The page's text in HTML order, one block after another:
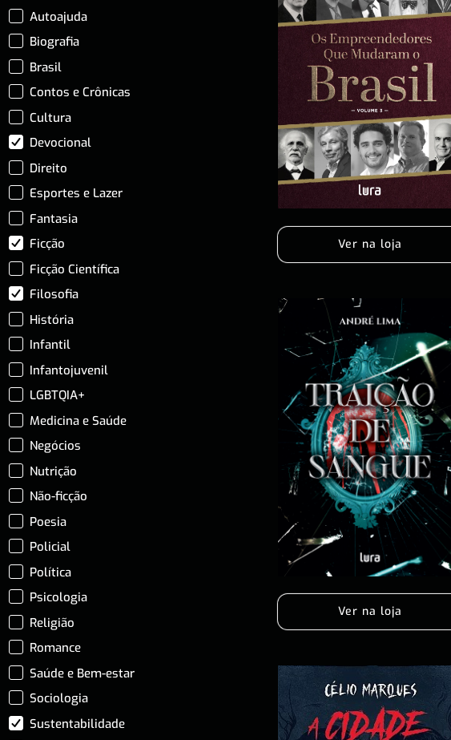
Autoajuda
Biografia
Brasil
Contos e Crônicas
Cultura
Devocional
Direito
Esportes e Lazer
Fantasia
Ficção
Ficção Científica
Filosofia
História
Infantil
Infantojuvenil
LGBTQIA+
Medicina e Saúde
Negócios
Nutrição
Não-ficção
Poesia
Policial
Política
Psicologia
Religião
Romance
Saúde e Bem-estar
Sociologia
Sustentabilidade
Ver na loja
Ver na loja